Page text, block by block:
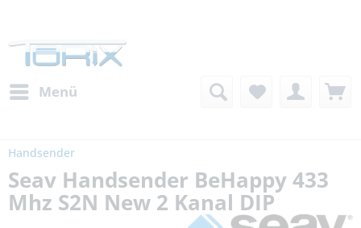
Menü
Handsender
Seav Handsender BeHappy 433
Mhz S2N New 2 Kanal DIP